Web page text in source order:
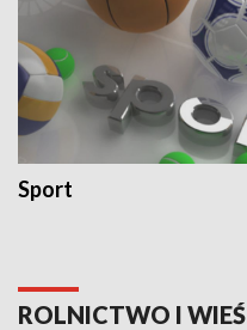
Sport
ROLNICTWO I WIEŚ